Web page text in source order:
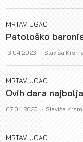
MRTAV UGAO
Patološko
13.04.2023. Author
Slaviša
MRTAV UGAO
Ovih dana
07.04.2023. Author
Slaviša
MRTAV UGAO